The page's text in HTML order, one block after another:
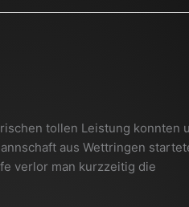
tollen Leistung konnten
aus Wettringen
verlor man kurzzeitig die